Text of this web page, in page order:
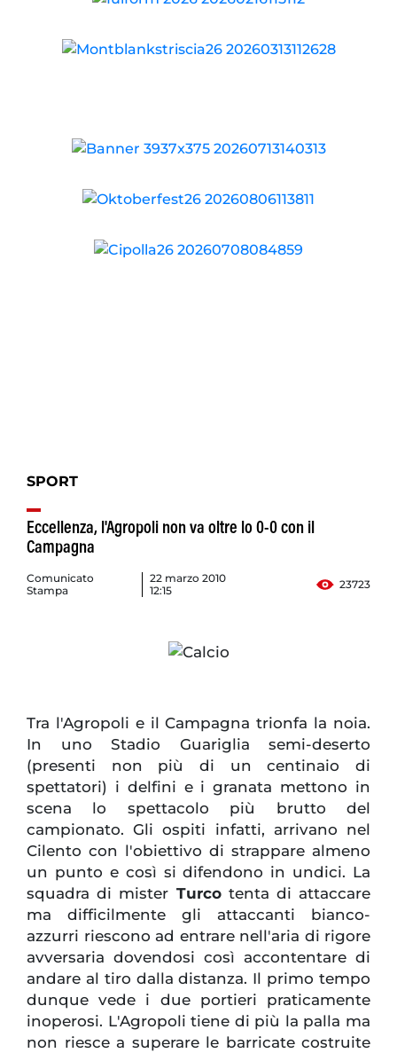
SPORT
Eccellenza, l'Agropoli non va oltre lo 0-0 con il
Campagna
Comunicato
Stampa
22 marzo 2010
12:15
23723
Tra l'Agropoli e il Campagna trionfa la noia.
In uno Stadio Guariglia semi-deserto
(presenti non più di un centinaio di
spettatori) i delfini e i granata mettono in
scena lo spettacolo più brutto del
campionato. Gli ospiti infatti, arrivano nel
Cilento con l'obiettivo di strappare almeno
un punto e così si difendono in undici. La
squadra di mister Turcotenta di attaccare
ma difficilmente gli attaccanti bianco-
azzurri riescono ad entrare nell'aria di rigore
avversaria dovendosi così accontentare di
andare al tiro dalla distanza. Il primo tempo
dunque vede i due portieri praticamente
inoperosi. L'Agropoli tiene di più la palla ma
non riesce a superare le barricate costruite